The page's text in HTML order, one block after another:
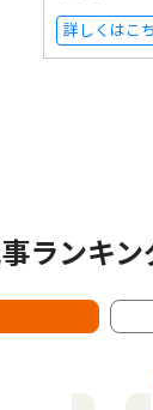
詳しくはこ
ランキン